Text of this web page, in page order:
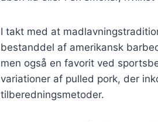
I takt med at
bestanddel af amerikansk
men også en favorit ved
variationer af pulled pork, der
tilberedningsmetoder.